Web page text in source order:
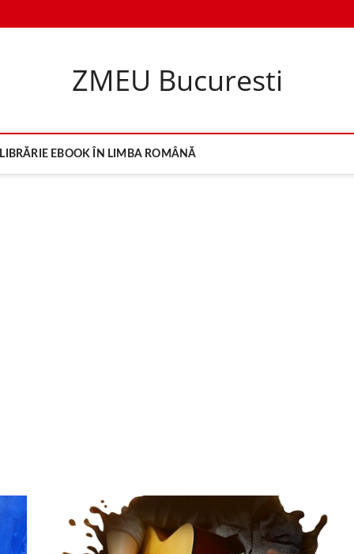
ZMEU Bucuresti
LIBRĂRIE EBOOK ÎN LIMBA ROMÂNĂ